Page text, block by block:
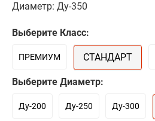
Диаметр: Ду-350
Выберите Класс:
ПРЕМИУМ СТАНДАРТ
Выберите Диаметр:
Ду-200 Ду-250 Ду-300